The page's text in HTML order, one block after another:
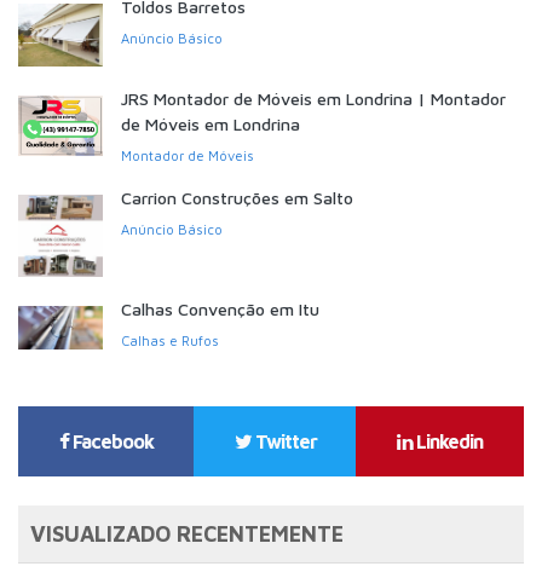
Toldos Barretos
Anúncio Básico
JRS Montador de Móveis em Londrina | Montador
de Móveis em Londrina
Montador de Móveis
Carrion Construções em Salto
Anúncio Básico
Calhas Convenção em Itu
Calhas e Rufos
Facebook Twitter Linkedin
VISUALIZADO RECENTEMENTE